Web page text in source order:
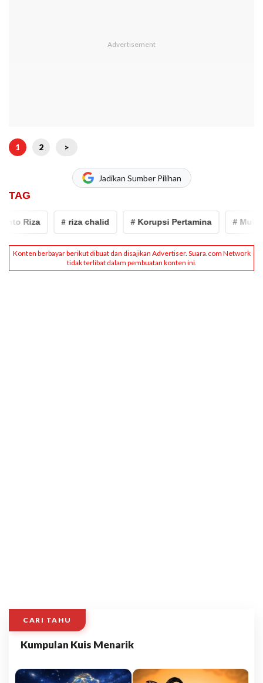
1 2 >
Jadikan Sumber Pilihan
TAG
Riza # riza chalid # Korupsi Pertamina #
CARI TAHU
Kumpulan Kuis Menarik